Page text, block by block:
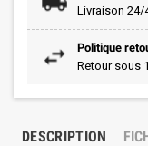
Livraison 24/
Politique
Retour sous
DESCRIPTION